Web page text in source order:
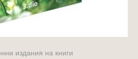
издания на книги